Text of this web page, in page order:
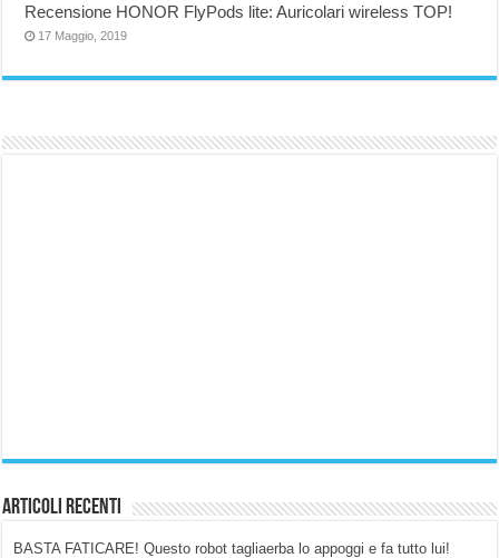
Recensione HONOR FlyPods lite: Auricolari wireless TOP!
17 Maggio, 2019
Articoli Recenti
BASTA FATICARE! Questo robot tagliaerba lo appoggi e fa tutto lui!